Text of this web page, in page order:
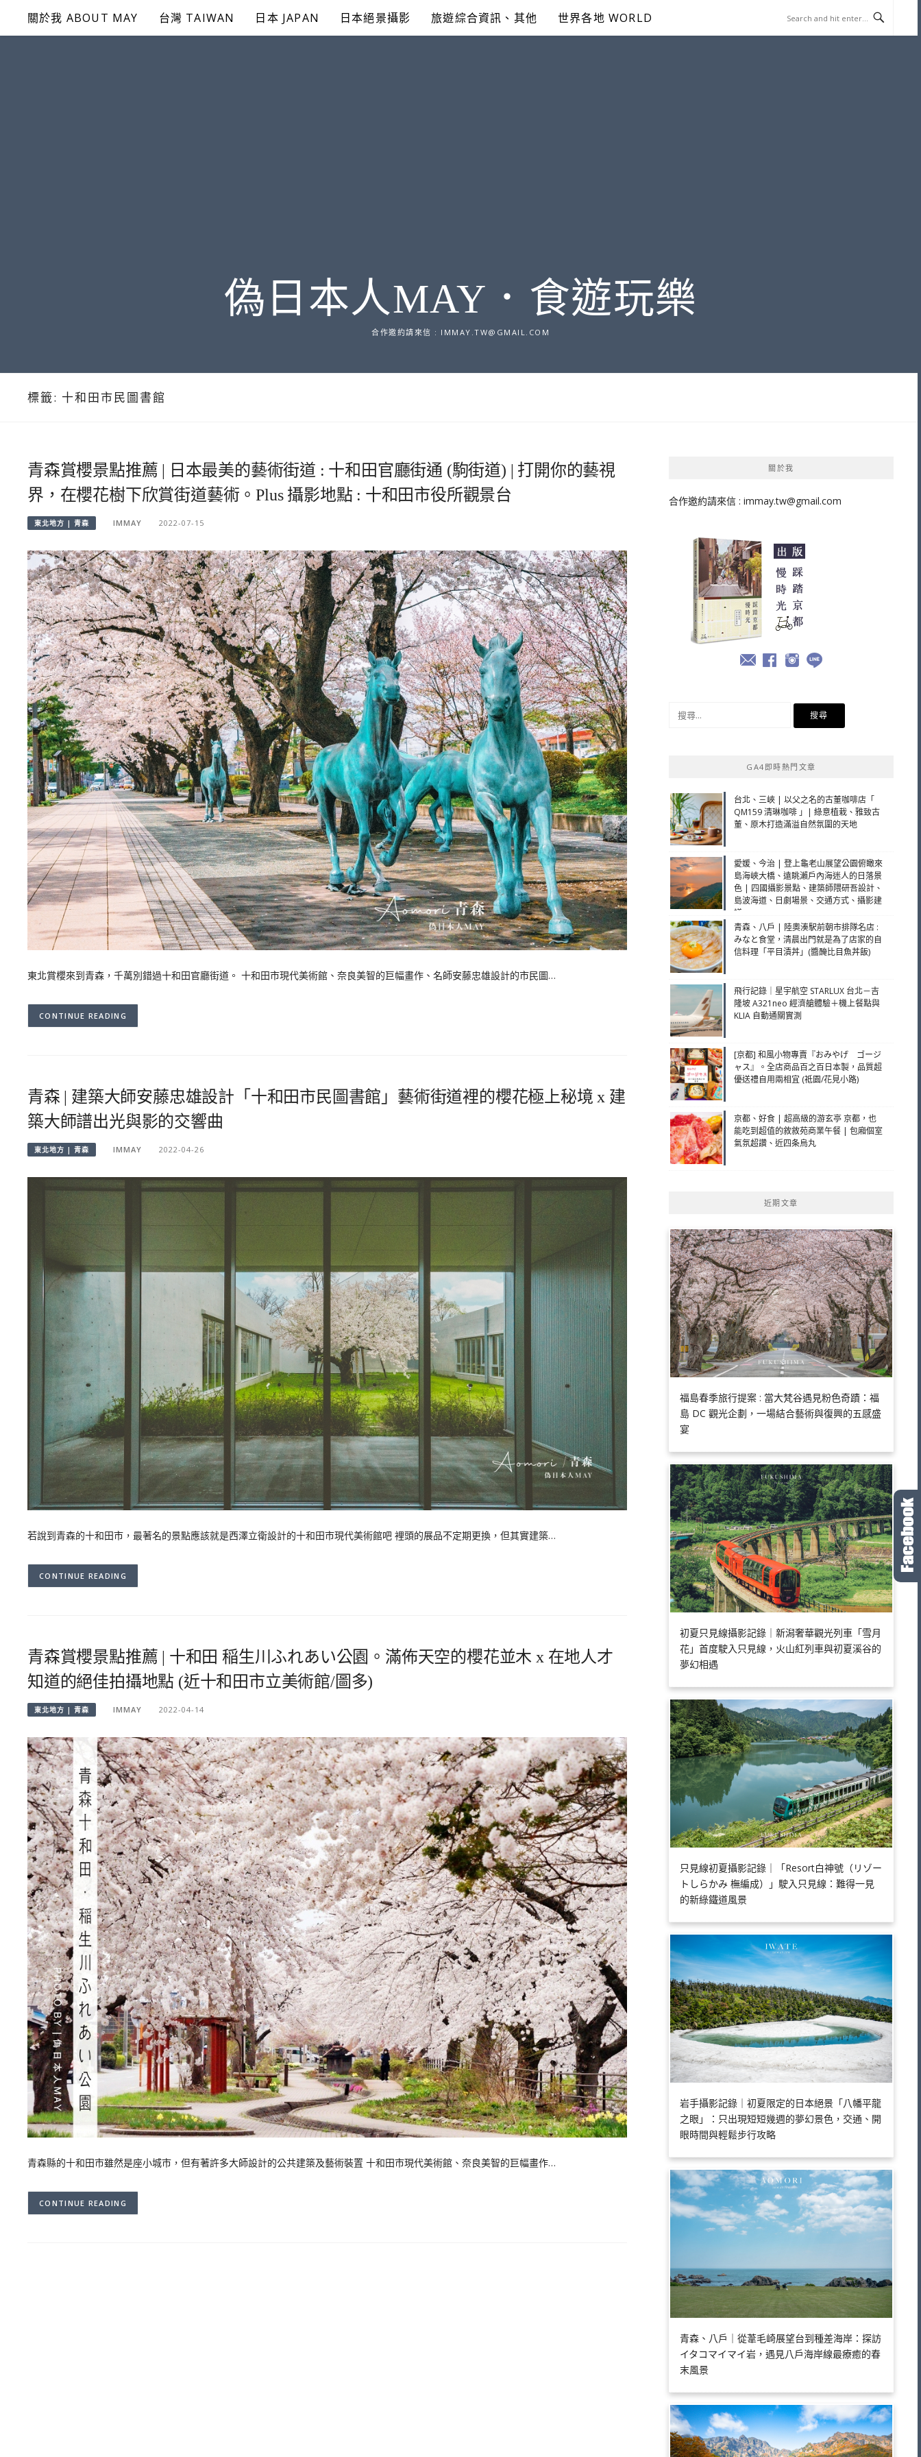
content
關於我 ABOUT MAY 台灣 TAIWAN 日本 JAPAN 日本絕景攝影 旅遊綜合資訊、其他 世界各地 WORLD
偽日本人MAY．食遊玩樂
合作邀約請來信 : IMMAY.TW@GMAIL.COM
標籤: 十和田市民圖書館
青森賞櫻景點推薦 | 日本最美的藝術街道 : 十和田官廳街通 (駒街道) | 打開你的藝視
界，在櫻花樹下欣賞街道藝術。Plus 攝影地點 : 十和田市役所觀景台
東北地方 | 青森 IMMAY 2022-07-15
東北賞櫻來到青森，千萬別錯過十和田官廳街道。 十和田市現代美術館、奈良美智的巨幅畫作、名師安藤忠雄設計的市民圖…
CONTINUE READING
青森 | 建築大師安藤忠雄設計「十和田市民圖書館」藝術街道裡的櫻花極上秘境 x 建
築大師譜出光與影的交響曲
東北地方 | 青森 IMMAY 2022-04-26
若說到青森的十和田市，最著名的景點應該就是西澤立衛設計的十和田市現代美術館吧 裡頭的展品不定期更換，但其實建築…
CONTINUE READING
青森賞櫻景點推薦 | 十和田 稲生川ふれあい公園。滿佈天空的櫻花並木 x 在地人才
知道的絕佳拍攝地點 (近十和田市立美術館/圖多)
東北地方 | 青森 IMMAY 2022-04-14
青森縣的十和田市雖然是座小城市，但有著許多大師設計的公共建築及藝術裝置 十和田市現代美術館、奈良美智的巨幅畫作…
CONTINUE READING
關於我
合作邀約請來信 : immay.tw@gmail.com
GA4即時熱門文章
台北、三峽 | 以父之名的古董咖啡店「
QM159 清琳咖啡 」| 綠意植栽、雅致古
董、原木打造滿溢自然氛圍的天地
愛媛、今治 | 登上龜老山展望公園俯瞰來
島海峽大橋、遠眺瀨戶內海迷人的日落景
色 | 四國攝影景點、建築師隈研吾設計、
島波海道、日劇場景、交通方式、攝影建
議
青森、八戶 | 陸奧湊駅前朝市排隊名店 :
みなと食堂，清晨出門就是為了店家的自
信料理「平目漬丼」(醬醃比目魚丼飯)
飛行記錄｜星宇航空 STARLUX 台北－吉
隆坡 A321neo 經濟艙體驗＋機上餐點與
KLIA 自動通關實測
[京都] 和風小物專賣『おみやげ ゴージ
ャス』。全店商品百之百日本製，品質超
優送禮自用兩相宜 (祗園/花見小路)
京都、好食 | 超高級的游玄亭 京都，也
能吃到超值的敘敘苑商業午餐 | 包廂個室
氣氛超讚、近四条烏丸
近期文章
福島春季旅行提案 : 當大梵谷遇見粉色奇蹟：福
島 DC 觀光企劃，一場結合藝術與復興的五感盛
宴
初夏只見線攝影記錄｜新潟奢華觀光列車「雪月
花」首度駛入只見線，火山紅列車與初夏溪谷的
夢幻相遇
只見線初夏攝影記錄｜「Resort白神號（リゾー
トしらかみ 橅編成）」駛入只見線：難得一見
的新綠鐵道風景
岩手攝影記錄｜初夏限定的日本絕景「八幡平龍
之眼」：只出現短短幾週的夢幻景色，交通、開
眼時間與輕鬆步行攻略
青森、八戶｜從葦毛崎展望台到種差海岸：探訪
イタコマイマイ岩，遇見八戶海岸線最療癒的春
末風景